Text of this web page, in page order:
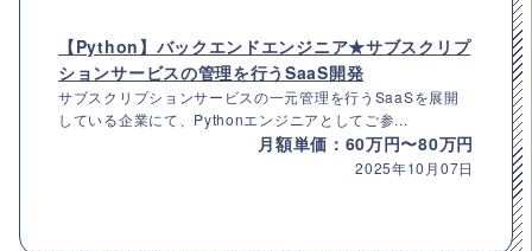
【Python】バックエンドエンジニア★サブスクリプ
ションサービスの管理を行うSaaS開発
サブスクリプションサービスの一元管理を行うSaaSを展開
している企業にて、Pythonエンジニアとしてご参...
月額単価：60万円〜80万円
2025年10月07日